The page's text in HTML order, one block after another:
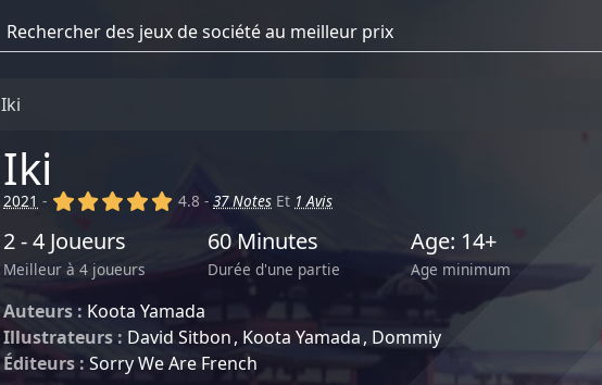
Iki
Iki
2021 - (x) (x) (x) (x) (x)
4.8 -37 Notes Et 1 Avis
2 - 4 Joueurs
Meilleur à 4 joueurs
60 Minutes
Durée d'une partie
Age: 14+
Age minimum
Auteurs : Koota Yamada
Illustrateurs : David Sitbon Koota Yamada Dommiy
Éditeurs : Sorry We Are French